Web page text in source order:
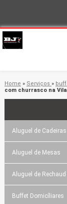
Home » Serviços »
com churrasco na
Aluguel de Cadeiras
Aluguel de Mesas
Aluguel de Rechaud
Buffet Domicíliares